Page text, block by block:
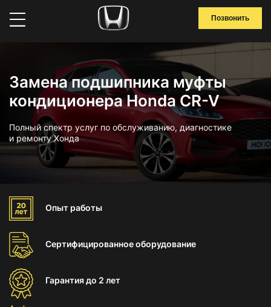
Позвонить
Замена подшипника муфты
кондиционера Honda CR-V
Полный спектр услуг по обслуживанию, диагностике
и ремонту Хонда
Опыт работы
Сертифицированноеоборудование
Гарантиядо 2 лет